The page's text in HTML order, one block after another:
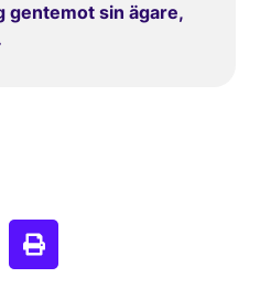
gentemot sin ägare,